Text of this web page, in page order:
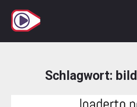
Inhalt
springen
Schlagwort: